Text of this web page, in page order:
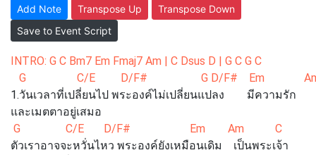
Add Note Transpose Up
Transpose Down
Save to Event Script
INTRO: G C Bm7 Em Fmaj7 Am | C Dsus D | G C G C
G C/E D/F# G D/F# Em Am
1.วันเวลาที่เปลี่ยนไป พระองค์ไม่เปลี่ยนแปลง มีความรัก
และเมตตาอยู่เสมอ
G C/E D/F# Em Am C
ตัวเราอาจจะหวั่นไหว พระองค์ยังเหมือนเดิม เป็นพระเจ้า